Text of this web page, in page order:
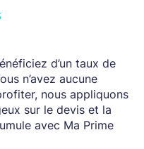
d’un taux de
n’avez aucune
nous appliquons
sur le devis et la
avec Ma Prime